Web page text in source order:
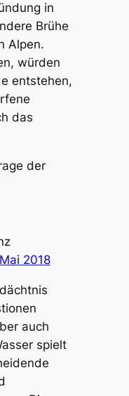
in
Brühe
Alpen.
würden
entstehen,
das
der
2018
auch
spielt